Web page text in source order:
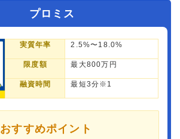
プロミス
実質年率 2.5%〜18.0%
限度額 最大800万円
融資時間 最短3分※1
おすすめポイント